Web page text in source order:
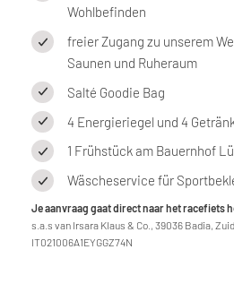
Wohlbefinden
freier Zugang zu unserem
Saunen und Ruheraum
Salté Goodie Bag
4 Energieriegel und 4
1 Frühstück am Bauernhof
Wäscheservice für
Je aanvraag gaat direct naar het racefiets
s.a.s van Irsara Klaus & Co., 39036 Badia,
IT021006A1EYGGZ74N